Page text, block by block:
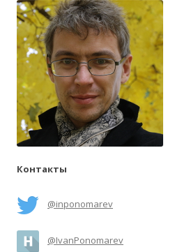
Контакты
@inponomarev
@IvanPonomarev